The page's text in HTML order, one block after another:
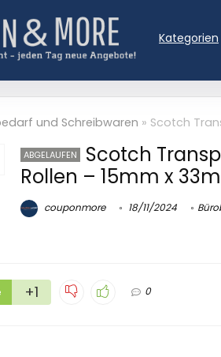
Kategorien
und Schreibwaren » Scotch
ABGELAUFEN
Scotch
Rollen – 15mm x 33m
couponmore 18/11/2024
+1 0